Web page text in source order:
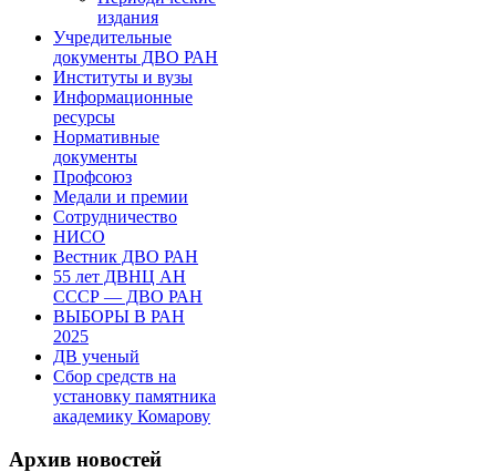
издания
Учредительные
документы ДВО РАН
Институты и вузы
Информационные
ресурсы
Нормативные
документы
Профсоюз
Медали и премии
Сотрудничество
НИСО
Вестник ДВО РАН
55 лет ДВНЦ АН
СССР — ДВО РАН
ВЫБОРЫ В РАН
2025
ДВ ученый
Сбор средств на
установку памятника
академику Комарову
Архив новостей